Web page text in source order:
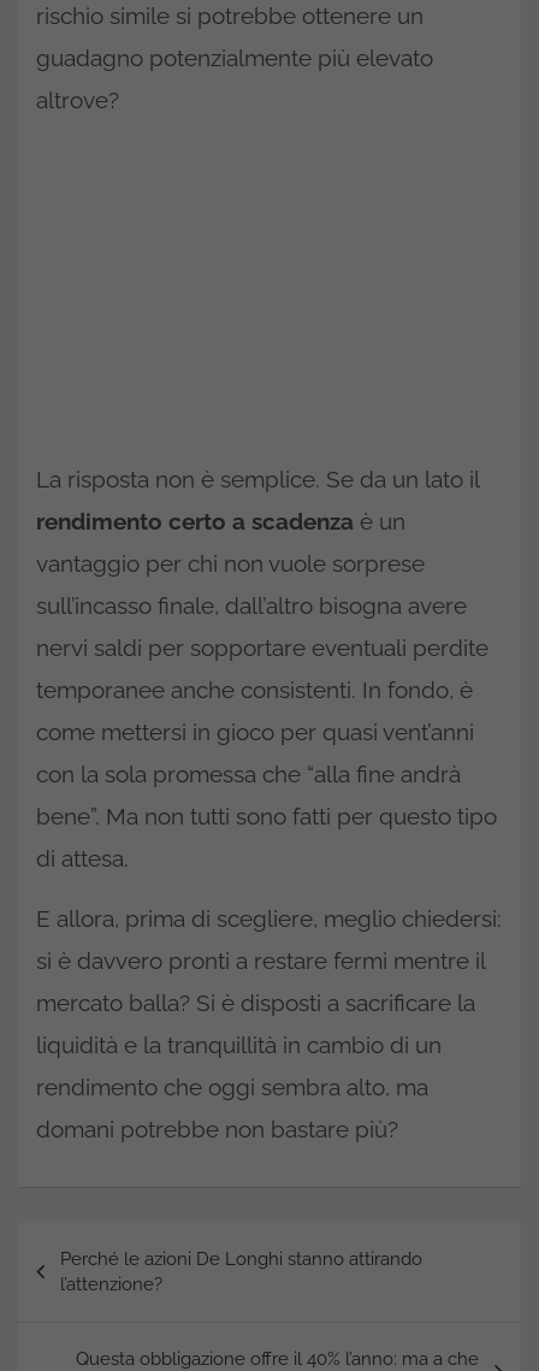
rischio simile si potrebbe ottenere un
guadagno potenzialmente più elevato
altrove?
La risposta non è semplice. Se da un lato il
rendimento certo a scadenza è un
vantaggio per chi non vuole sorprese
sull’incasso finale, dall’altro bisogna avere
nervi saldi per sopportare eventuali perdite
temporanee anche consistenti. In fondo, è
come mettersi in gioco per quasi vent’anni
con la sola promessa che “alla fine andrà
bene”. Ma non tutti sono fatti per questo tipo
di attesa.
E allora, prima di scegliere, meglio chiedersi:
si è davvero pronti a restare fermi mentre il
mercato balla? Si è disposti a sacrificare la
liquidità e la tranquillità in cambio di un
rendimento che oggi sembra alto, ma
domani potrebbe non bastare più?
articoli
Perché le azioni De Longhi stanno attirando
l’attenzione?
Questa obbligazione offre il 40% l’anno: ma a che